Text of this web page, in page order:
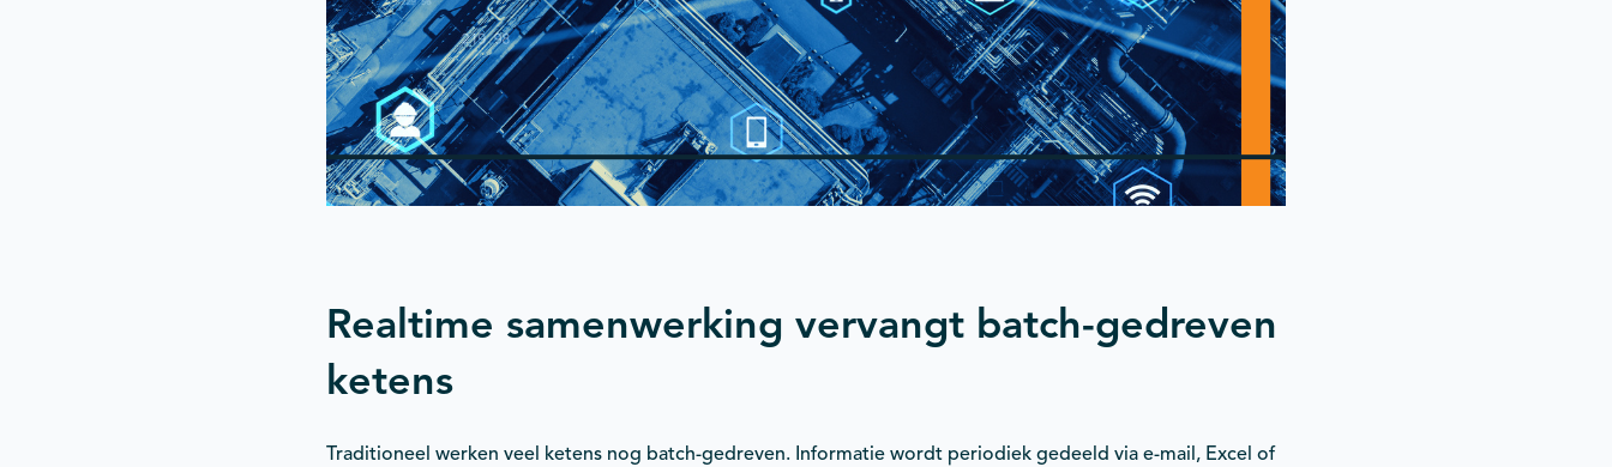
Realtime samenwerking vervangt batch-gedreven
ketens
Traditioneel werken veel ketens nog batch-gedreven. Informatie wordt periodiek gedeeld via e-mail, Excel of